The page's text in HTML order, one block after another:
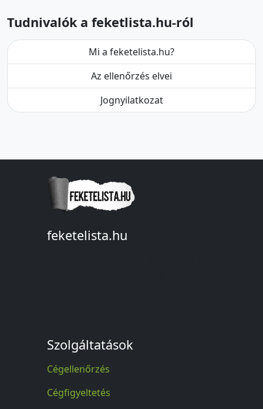
Tudnivalók a feketlista.hu-ról
Mi a feketelista.hu?
Az ellenőrzés elvei
Jognyilatkozat
feketelista.hu
Szolgáltatások
Cégellenőrzés
Cégfigyeltetés